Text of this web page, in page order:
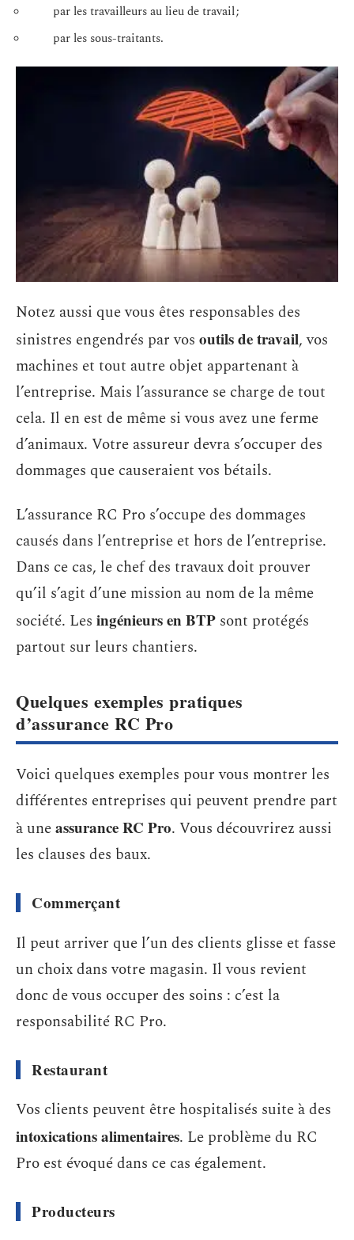
par les travailleurs au lieu de travail ;
par les sous-traitants.
Notez aussi que vous êtes responsables des
sinistres engendrés par vos outils de travail, vos
machines et tout autre objet appartenant à
l’entreprise. Mais l’assurance se charge de tout
cela. Il en est de même si vous avez une ferme
d’animaux. Votre assureur devra s’occuper des
dommages que causeraient vos bétails.
L’assurance RC Pro s’occupe des dommages
causés dans l’entreprise et hors de l’entreprise.
Dans ce cas, le chef des travaux doit prouver
qu’il s’agit d’une mission au nom de la même
société. Les ingénieurs en BTP sont protégés
partout sur leurs chantiers.
Quelques exemples pratiques
d’assurance RC Pro
Voici quelques exemples pour vous montrer les
différentes entreprises qui peuvent prendre part
à uneassurance RC Pro. Vous découvrirez aussi
les clauses des baux.
Commerçant
Il peut arriver que l’un des clients glisse et fasse
un choix dans votre magasin. Il vous revient
donc de vous occuper des soins : c’est la
responsabilité RC Pro.
Restaurant
Vos clients peuvent être hospitalisés suite à des
intoxications alimentaires. Le problème du RC
Pro est évoqué dans ce cas également.
Producteurs